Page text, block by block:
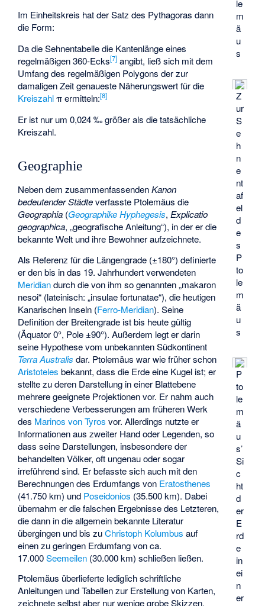
le
m
ä
u
s
Z
ur
S
e
h
n
e
nt
af
el
d
e
s
P
to
le
m
ä
u
s
Im Einheitskreis hat der Satz des Pythagoras dann
die Form:
Da dieSehnentabelledie Kantenlänge eines
regelmäßigen 360-Ecks[7] angibt, ließ sich mit dem
Umfang des regelmäßigen Polygons der zur
damaligen Zeit genaueste Näherungswert für die
Kreiszahlπ ermitteln:[8]
Er ist nur um 0,024 ‰ größer als die tatsächliche
Kreiszahl.
Geographie
P
to
le
m
ä
u
s’
Si
c
ht
d
er
E
rd
e
in
ei
n
er
Neben dem zusammenfassendenKanon
bedeutender Städteverfasste Ptolemäus die
Geographia (Geographike Hyphegesis, Explicatio
geographica, „geografische Anleitung“), in der er die
bekannte Welt und ihre Bewohner aufzeichnete.
Als Referenz für die Längengrade (±180°) definierte
er den bis in das 19. Jahrhundert verwendeten
Meridiandurch die von ihm so genannten „makaron
nesoi“ (lateinisch: „insulae fortunatae“), die heutigen
Kanarischen Inseln (Ferro-Meridian). Seine
Definition der Breitengrade ist bis heute gültig
(Äquator 0°, Pole ±90°). Außerdem legt er darin
seine Hypothese vom unbekannten Südkontinent
Terra Australis dar. Ptolemäus war wie früher schon
Aristoteles bekannt, dass die Erde eine Kugel ist; er
stellte zu deren Darstellung in einer Blattebene
mehrere geeignete Projektionen vor. Er nahm auch
verschiedene Verbesserungen am früheren Werk
des Marinos von Tyros vor. Allerdings nutzte er
Informationen aus zweiter Hand oder Legenden, so
dass seine Darstellungen, insbesondere der
behandelten Völker, oft ungenau oder sogar
irreführend sind. Er befasste sich auch mit den
Berechnungen des Erdumfangs von Eratosthenes
(41.750 km) und Poseidonios (35.500 km). Dabei
übernahm er die falschen Ergebnisse des Letzteren,
die dann in die allgemein bekannte Literatur
übergingen und bis zuChristoph Kolumbus auf
einen zu geringen Erdumfang von ca.
17.000Seemeilen (30.000 km) schließen ließen.
Ptolemäus überlieferte lediglich schriftliche
Anleitungen und Tabellen zur Erstellung von Karten,
zeichnete selbst aber nur wenige grobe Skizzen.